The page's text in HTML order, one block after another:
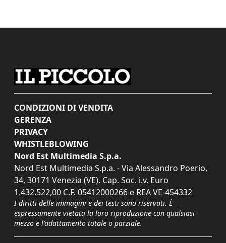
CONDIZIONI DI VENDITA
GERENZA
PRIVACY
WHISTLEBLOWING
Nord Est Multimedia S.p.a.
Nord Est Multimedia S.p.a. - Via Alessandro Poerio,
34, 30171 Venezia (VE). Cap. Soc. i.v. Euro
1.432.522,00 C.F. 05412000266 e REA VE-454332
I diritti delle immagini e dei testi sono riservati. È
espressamente vietata la loro riproduzione con qualsiasi
mezzo e l'adattamento totale o parziale.